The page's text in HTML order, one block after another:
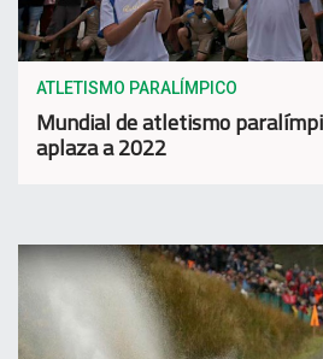
ATLETISMO PARALÍMPICO
Mundial de atletismo
aplaza a 2022